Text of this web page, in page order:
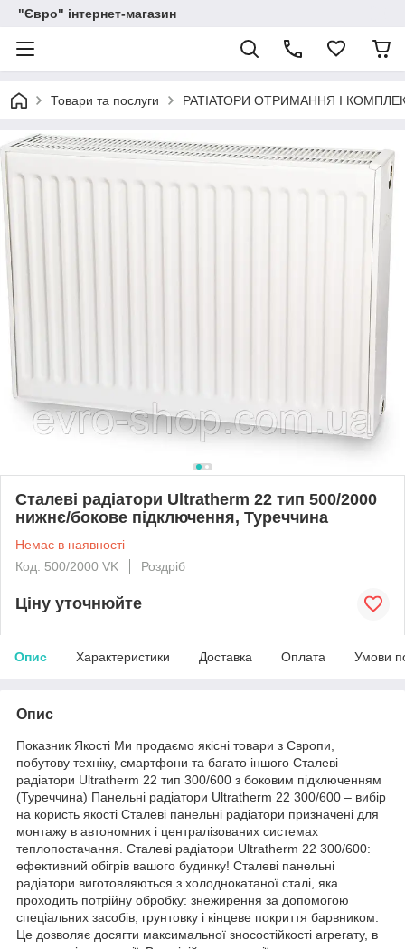
"Євро" інтернет-магазин
Товари та послуги РАТІАТОРИ ОТРИМАННЯ І
Сталеві радіатори Ultratherm 22 тип 500/2000
нижнє/бокове підключення, Туреччина
Немає в наявності
Код: 500/2000 VK
Роздріб
Ціну уточнюйте
Опис Характеристики Доставка Оплата Умови
Опис
Показник Якості Ми продаємо якісні товари з Європи,
побутову техніку, смартфони та багато іншого Сталеві
радіатори Ultratherm 22 тип 300/600 з боковим підключенням
(Туреччина) Панельні радіатори Ultratherm 22 300/600 – вибір
на користь якості Сталеві панельні радіатори призначені для
монтажу в автономних і централізованих системах
теплопостачання. Сталеві радіатори Ultratherm 22 300/600:
ефективний обігрів вашого будинку! Сталеві панельні
радіатори виготовляються з холоднокатаної сталі, яка
проходить потрійну обробку: знежирення за допомогою
спеціальних засобів, грунтовку і кінцеве покриття барвником.
Це дозволяє досягти максимальної зносостійкості агрегату, в